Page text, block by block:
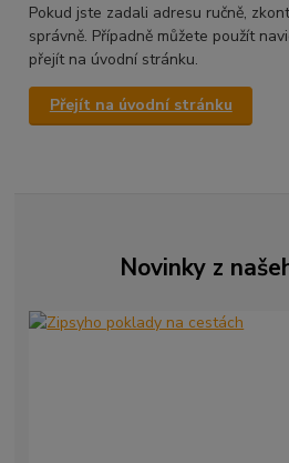
Pokud jste zadali adresu ručně,
správně. Případně můžete použít
přejít na úvodní stránku.
Přejít na úvodní stránku
Novinky z